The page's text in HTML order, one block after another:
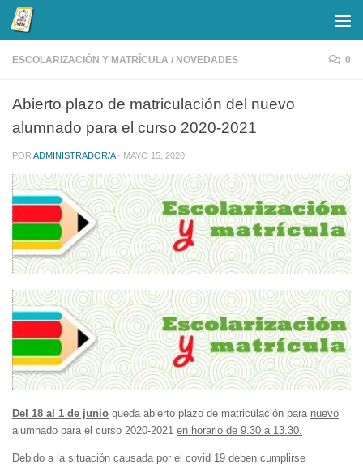
Saltar al contenido
ESCOLARIZACIÓN Y MATRÍCULA / NOVEDADES 0
Abierto plazo de matriculación del nuevo
alumnado para el curso 2020-2021
POR ADMINISTRADOR/A · MAYO 15, 2020
Del 18 al 1 de junio queda abierto plazo de matriculación para nuevo
alumnado para el curso 2020-2021 en horario de 9.30 a 13.30.
Debido a la situación causada por el covid 19 deben cumplirse